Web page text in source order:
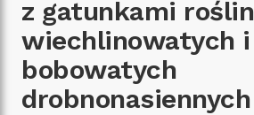
z gatunkami roślin
wiechlinowatych i
bobowatych
drobnonasiennych